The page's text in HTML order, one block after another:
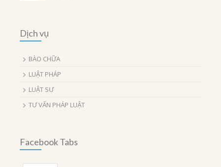
Dịch vụ
BÀO CHỮA
LUẬT PHÁP
LUẬT SƯ
TƯ VẤN PHÁP LUẬT
Facebook Tabs